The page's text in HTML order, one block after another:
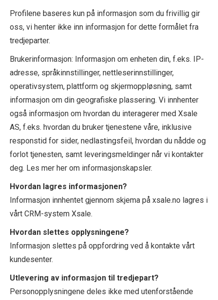
Profilene baseres kun på informasjon som du frivillig gir
oss, vi henter ikke inn informasjon for dette formålet fra
tredjeparter.
Brukerinformasjon: Informasjon om enheten din, f.eks. IP-
adresse, språkinnstillinger, nettleserinnstillinger,
operativsystem, plattform og skjermoppløsning, samt
informasjon om din geografiske plassering. Vi innhenter
også informasjon om hvordan du interagerer med Xsale
AS, f.eks. hvordan du bruker tjenestene våre, inklusive
responstid for sider, nedlastingsfeil, hvordan du nådde og
forlot tjenesten, samt leveringsmeldinger når vi kontakter
deg. Les mer her om informasjonskapsler.
Hvordan lagres informasjonen?
Informasjon innhentet gjennom skjema på xsale.no lagres i
vårt CRM-system Xsale.
Hvordan slettes opplysningene?
Informasjon slettes på oppfordring ved å kontakte vårt
kundesenter.
Utlevering av informasjon til tredjepart?
Personopplysningene deles ikke med utenforstående